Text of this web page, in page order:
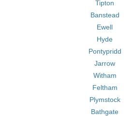
Tipton
Banstead
Ewell
Hyde
Pontypridd
Jarrow
Witham
Feltham
Plymstock
Bathgate